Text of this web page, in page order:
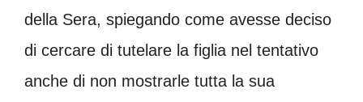
della Sera, spiegando come avesse deciso
di cercare di tutelare la figlia nel tentativo
anche di non mostrarle tutta la sua